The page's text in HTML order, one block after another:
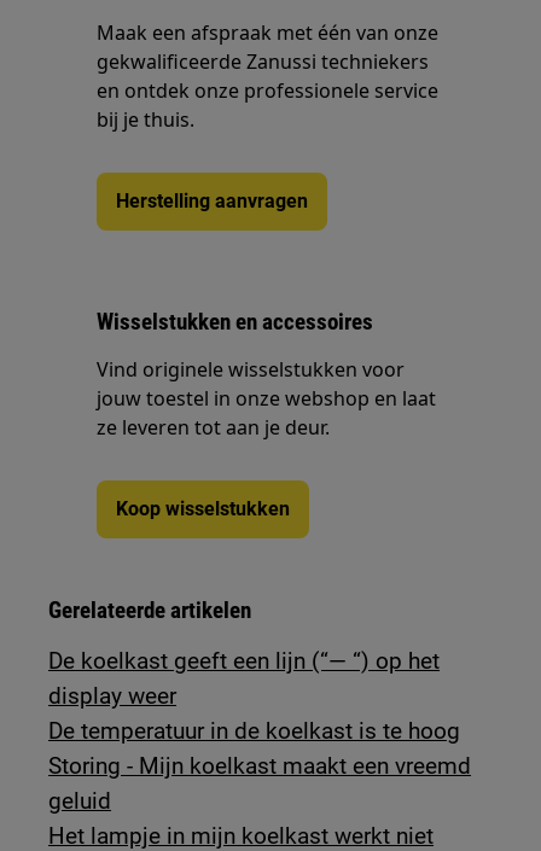
Maak een afspraak met één van onze
gekwalificeerde Zanussi techniekers
en ontdek onze professionele service
bij je thuis.
Herstelling aanvragen
Wisselstukken en accessoires
Vind originele wisselstukken voor
jouw toestel in onze webshop en laat
ze leveren tot aan je deur.
Koop wisselstukken
Gerelateerde artikelen
De koelkast geeft een lijn (“— “) op het
display weer
De temperatuur in de koelkast is te hoog
Storing - Mijn koelkast maakt een vreemd
geluid
Het lampje in mijn koelkast werkt niet